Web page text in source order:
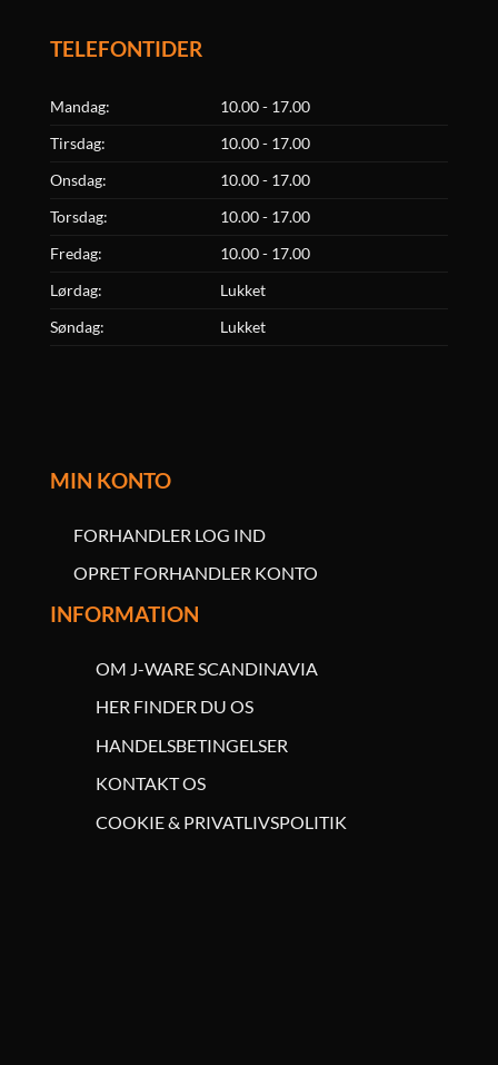
TELEFONTIDER
Mandag:
10.00 - 17.00
Tirsdag:
10.00 - 17.00
Onsdag:
10.00 - 17.00
Torsdag:
10.00 - 17.00
Fredag:
10.00 - 17.00
Lørdag:
Lukket
Søndag:
Lukket
MIN KONTO
FORHANDLER LOG IND
OPRET FORHANDLER KONTO
INFORMATION
OM J-WARE SCANDINAVIA
HER FINDER DU OS
HANDELSBETINGELSER
KONTAKT OS
COOKIE & PRIVATLIVSPOLITIK